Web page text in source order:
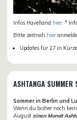
Infos Havelland hier . *
Bitte zeitnah hier
Updates für 27 in
ASHTANGA SUMMER
Sommer in Berlin und
Wenn du bisher noch
August einen Monat